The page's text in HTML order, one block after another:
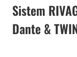
Sistem
Dante &